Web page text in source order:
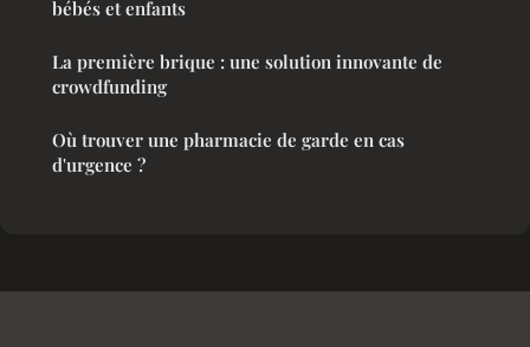
bébés et enfants
La première brique : une solution innovante de
crowdfunding
Où trouver une pharmacie de garde en cas
d'urgence ?